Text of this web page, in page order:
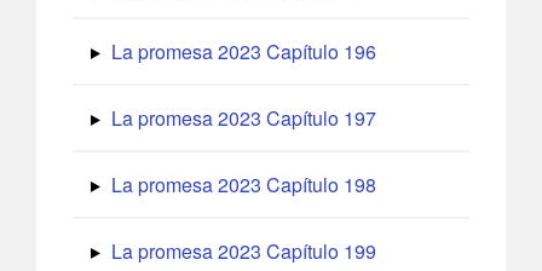
La promesa 2023 Capítulo 196
La promesa 2023 Capítulo 197
La promesa 2023 Capítulo 198
La promesa 2023 Capítulo 199